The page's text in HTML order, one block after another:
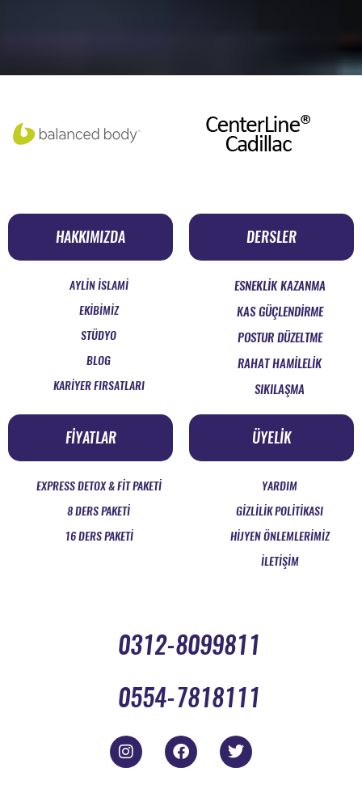
HAKKIMIZDA
AYLİN İSLAMİ
EKİBİMİZ
STÜDYO
BLOG
KARİYER FIRSATLARI
DERSLER
ESNEKLİK KAZANMA
KAS GÜÇLENDİRME
POSTUR DÜZELTME
RAHAT HAMİLELİK
SIKILAŞMA
FİYATLAR
EXPRESS DETOX & FIT PAKETI
8 DERS PAKETİ
16 DERS PAKETİ
ÜYELİK
YARDIM
GİZLİLİK POLİTİKASI
HİJYEN ÖNLEMLERİMİZ
İLETİŞİM
0312-8099811
0554-7818111